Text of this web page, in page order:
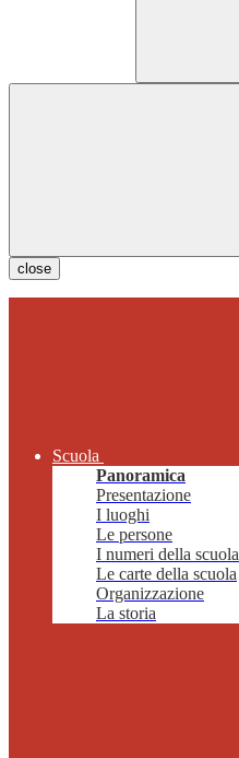
close
Scuola
Panoramica
Presentazione
I luoghi
Le persone
I numeri della scuola
Le carte della scuola
Organizzazione
La storia